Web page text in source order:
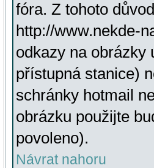
fóra. Z tohoto
http://www.nekde-
odkazy na obrázky
přístupná stanice)
schránky hotmail
obrázku použijte
povoleno).
Návrat nahoru